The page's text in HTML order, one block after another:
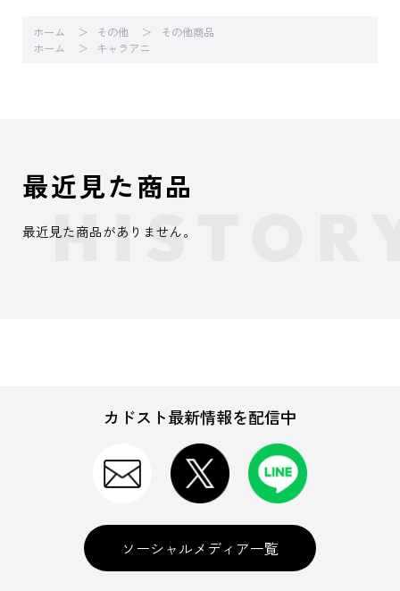
ホーム その他
その他商品
ホーム
キャラアニ
最近見た商品
最近見た商品がありません。
カドスト最新情報を配信中
ソーシャルメディア一覧